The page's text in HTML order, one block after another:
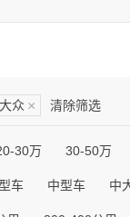
大众 × 清除筛选
30万 30-50万
车 中型车 中